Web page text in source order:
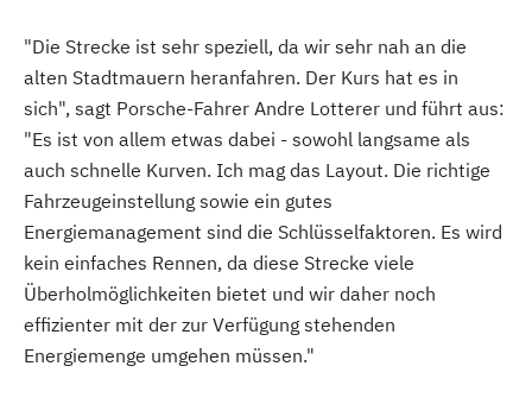
"Die Strecke ist sehr speziell, da wir sehr nah an die
alten Stadtmauern heranfahren. Der Kurs hat es in
sich", sagt Porsche-Fahrer Andre Lotterer und führt aus:
"Es ist von allem etwas dabei - sowohl langsame als
auch schnelle Kurven. Ich mag das Layout. Die richtige
Fahrzeugeinstellung sowie ein gutes
Energiemanagement sind die Schlüsselfaktoren. Es wird
kein einfaches Rennen, da diese Strecke viele
Überholmöglichkeiten bietet und wir daher noch
effizienter mit der zur Verfügung stehenden
Energiemenge umgehen müssen."